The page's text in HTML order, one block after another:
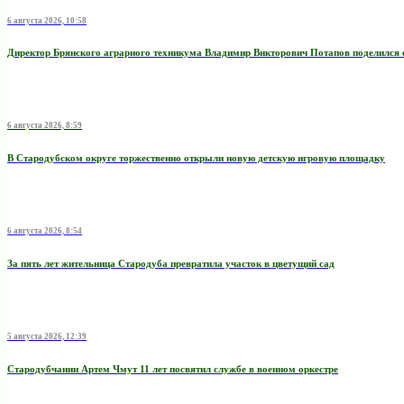
6 августа 2026, 10:58
Директор Брянского аграрного техникума Владимир Викторович Потапов
6 августа 2026, 8:59
В Стародубском округе торжественно открыли новую детскую игровую площадку
6 августа 2026, 8:54
За пять лет жительница Стародуба превратила участок в цветущий сад
5 августа 2026, 12:39
Стародубчанин Артем Чмут 11 лет посвятил службе в военном оркестре